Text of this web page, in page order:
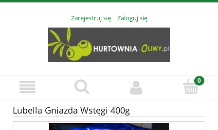
Zarejestruj się Zaloguj się
Lubella Gniazda Wstęgi 400g